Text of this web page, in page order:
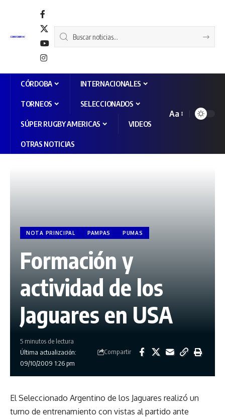
CÓRDOBA INTERNACIONALES
TORNEOS SELECCIONADOS
SÚPER RUGBY AMERICAS VIDEOS
OTRAS NOTICIAS
Aa
NOTA PRINCIPAL PAMPAS PUMAS
Formación y
actividad de los
Jaguares en USA
Última actualización:
09/10/2009 1:26 pm
5 minutos de lectura
Compartir
El Seleccionado Argentino de los Jaguares realizó un
turno de entrenamiento con vistas al partido ante